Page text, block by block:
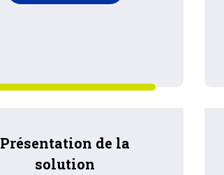
Présentation de la
solution